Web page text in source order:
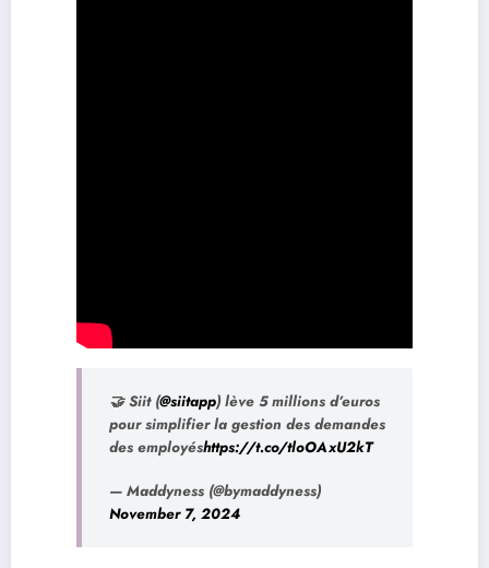
🤝 Siit (@siitapp) lève 5 millions d’euros
pour simplifier la gestion des demandes
des employéshttps://t.co/tloOAxU2kT
— Maddyness (@bymaddyness)
November 7, 2024